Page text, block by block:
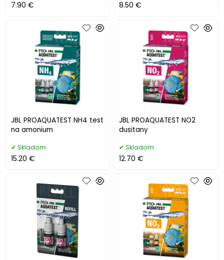
7.90 € 8.50 €
JBL PROAQUATEST NH4 test
na amonium
Skladom
15.20 €
JBL PROAQUATEST NO2
dusitany
Skladom
12.70 €